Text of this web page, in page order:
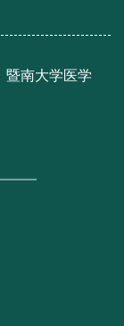
暨南大学医学